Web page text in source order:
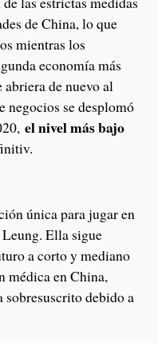
de China, lo que
mientras los
economía más
de nuevo al
negocios se desplomó
el nivel más bajo
única para jugar en
Ella sigue
a corto y mediano
médica en China,
sobresuscrito debido a